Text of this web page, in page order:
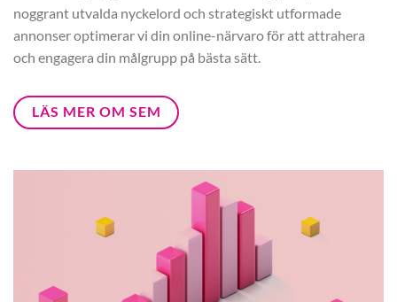
noggrant utvalda nyckelord och strategiskt utformade
annonser optimerar vi din online-närvaro för att attrahera
och engagera din målgrupp på bästa sätt.
LÄS MER OM SEM